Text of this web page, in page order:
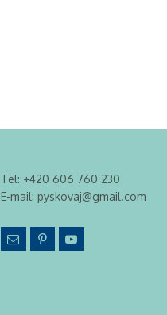
Tel: +420 606 760 230
E-mail: pyskovaj@gmail.com